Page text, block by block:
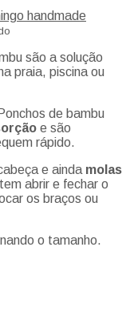
são a solução
praia, piscina ou
de bambu
e são
rápido.
e ainda molas
abrir e fechar o
os braços ou
o tamanho.